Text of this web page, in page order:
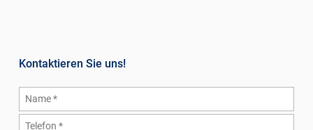
Kontaktieren Sie uns!